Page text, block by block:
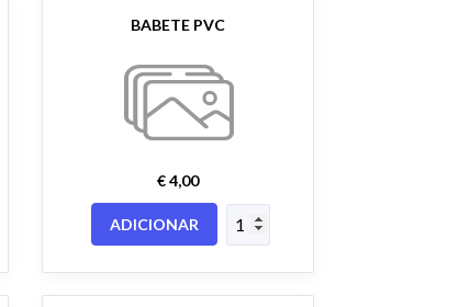
BABETE PVC
€ 4,00
ADICIONAR